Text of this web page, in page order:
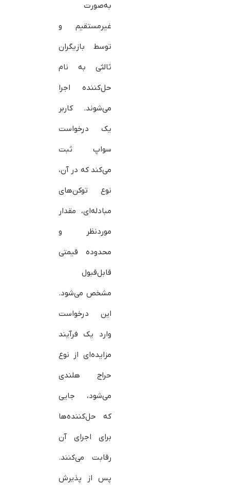
به‌صورت
غیرمستقیم و
توسط بازیگران
ثالثی به نام
حل‌کننده اجرا
می‌شوند. کاربر
یک درخواست
سواپ ثبت
می‌کند که در آن،
نوع توکن‌های
مبادله‌ای، مقدار
موردنظر و
محدوده قیمتی
قابل‌قبول
مشخص می‌شود.
این درخواست
وارد یک فرآیند
مزایده‌ای از نوع
حراج هلندی
می‌شود، جایی
که حل‌کننده‌ها
برای اجرای آن
رقابت می‌کنند.
پس از پذیرش